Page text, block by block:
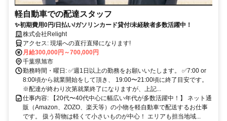
軽自動車での配達スタッフ
✨初期費用0円/日払い/ガソリンカード貸付/未経験者多数活躍中！
株式会社Relight
アクセス: 現場への直行直帰になります!
月給300,000円～700,000円
千葉県旭市
勤務時間・曜日: ✅週1日以上の勤務をお願いいたします。 ✅7:00 or
8:00頃から就業開始をして頂き、 19:00〜21:00頃に終了目安です。
※配達が終わり次第就業終了になりますが、上記...
仕事内容: 【20代〜40代中心に幅広い年代が多数活躍中！】 ネット通
販（Amazon、ZOZO、楽天等）の小物を軽自動車で配送するお仕事
です。 扱う荷物は軽くて小さいものが中心！ エリアも担当地域...